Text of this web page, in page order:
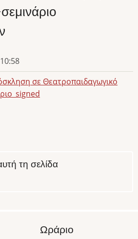
σε Θεατροπαιδαγωγικό
τη σελίδα
Ωράριο